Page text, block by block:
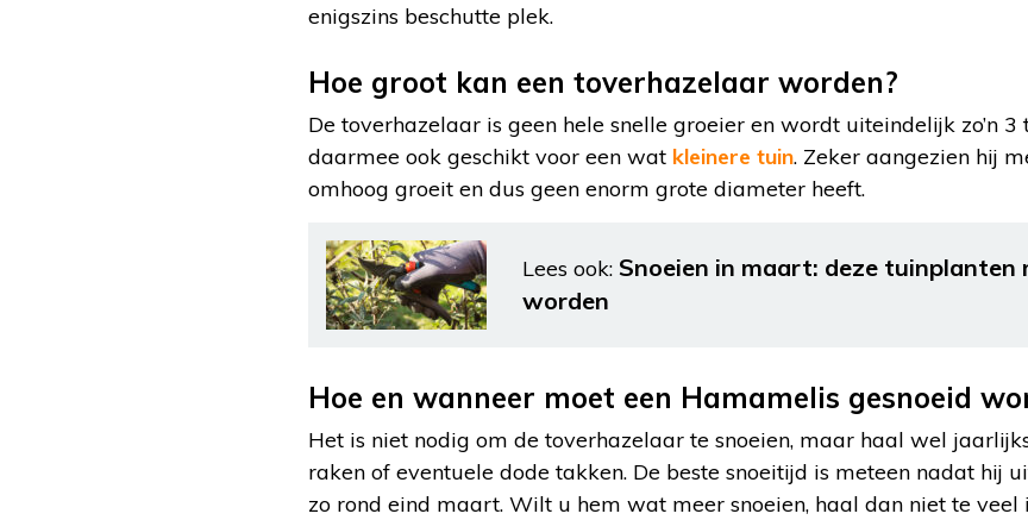
enigszins beschutte plek.
Hoe groot kan een toverhazelaar worden?
De toverhazelaar is geen hele snelle groeier en wordt uiteindelijk zo’n 3
daarmee ook geschikt voor een wat kleinere tuin. Zeker aangezien hij
omhoog groeit en dus geen enorm grote diameter heeft.
Lees ook: Snoeien in maart: deze tuinplanten
worden
Hoe en wanneer moet een Hamamelis gesnoeid
Het is niet nodig om de toverhazelaar te snoeien, maar haal wel
raken of eventuele dode takken. De beste snoeitijd is meteen nadat hij
zo rond eind maart. Wilt u hem wat meer snoeien, haal dan niet te veel